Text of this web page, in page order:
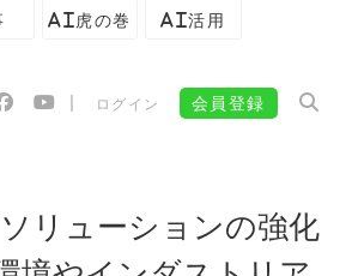
AI虎の巻 AI活用
ログイン 会員登録
リューションの強化